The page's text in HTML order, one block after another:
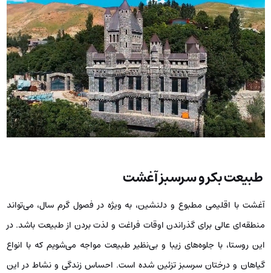
طبیعت بکر و سرسبز آغشت
آغشت با اقلیمی مطبوع و دلنشین، به ویژه در فصول گرم سال، می‌تواند
منطقه‌ای عالی برای گذراندن اوقات فراغت و لذت بردن از طبیعت باشد. در
این روستا، با جلوه‌های زیبا و بی‌نظیر طبیعت مواجه می‌شویم که با انواع
گیاهان و درختان سرسبز تزئین شده است. احساس زندگی و نشاط در این